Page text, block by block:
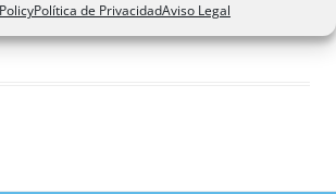
Política de PrivacidadAviso Legal
tu contraseña?